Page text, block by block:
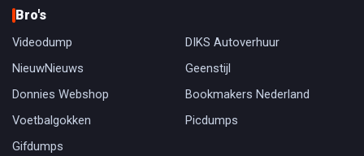
Bro's
Videodump
DIKS Autoverhuur
NieuwNieuws
Geenstijl
Donnies Webshop
Bookmakers Nederland
Voetbalgokken
Picdumps
Gifdumps